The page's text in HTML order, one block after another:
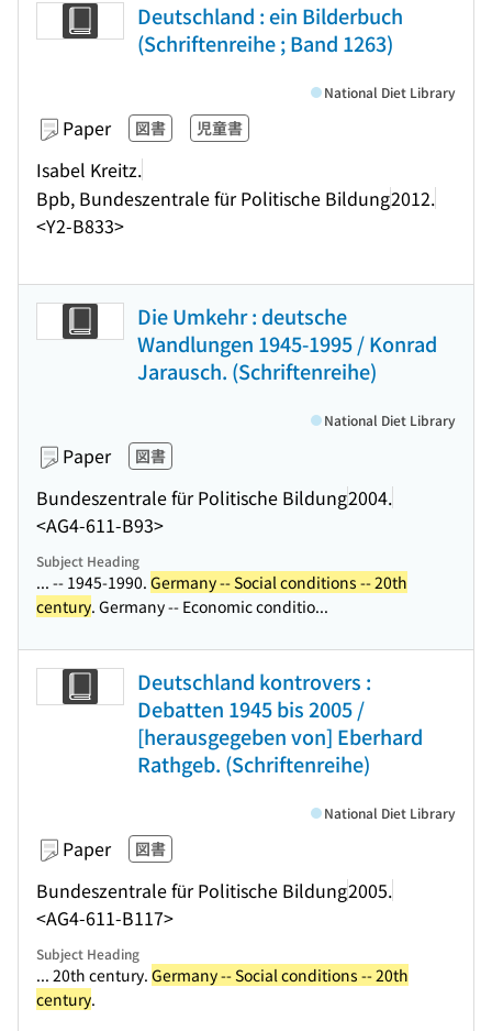
Deutschland : ein Bilderbuch
(Schriftenreihe ; Band 1263)
Paper 図書 児童書
Isabel Kreitz.
Bpb, Bundeszentrale für Politische Bildung2012.
<Y2-B833>
National Diet Library
Die Umkehr : deutsche
Wandlungen 1945-1995 / Konrad
Jarausch. (Schriftenreihe)
Paper 図書
Bundeszentrale für Politische Bildung2004.
<AG4-611-B93>
National Diet Library
Subject Heading
... -- 1945-1990. Germany -- Social conditions -- 20th
century. Germany -- Economic conditio...
Deutschland kontrovers :
Debatten 1945 bis 2005 /
[herausgegeben von] Eberhard
Rathgeb. (Schriftenreihe)
Paper 図書
Bundeszentrale für Politische Bildung2005.
<AG4-611-B117>
National Diet Library
Subject Heading
... 20th century. Germany -- Social conditions -- 20th
century.